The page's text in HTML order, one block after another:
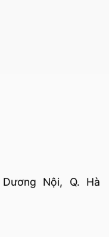
Nội, Q. Hà